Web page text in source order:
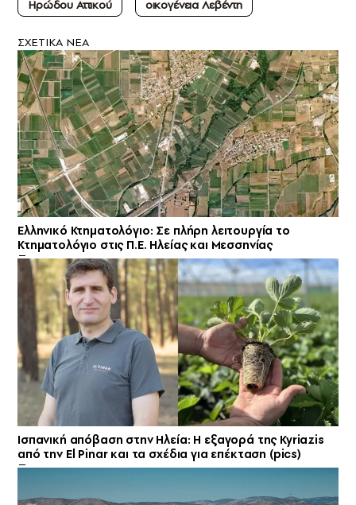
Ηρώδου Αττικού οικογένεια Λεβέντη
ΣXETIKA NEA
Ελληνικό Κτηματολόγιο: Σε πλήρη λειτουργία το
Κτηματολόγιο στις Π.Ε. Ηλείας και Μεσσηνίας
Ισπανική απόβαση στην Ηλεία: Η εξαγορά της Kyriazis
από την El Pinar και τα σχέδια για επέκταση (pics)